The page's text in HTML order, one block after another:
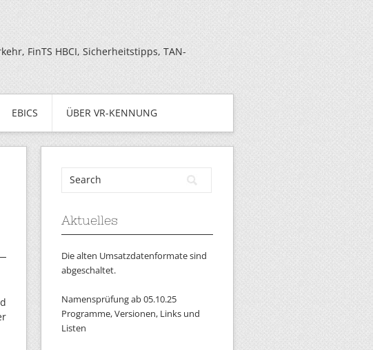
FinTS HBCI, Sicherheitstipps, TAN-
EBICS ÜBER VR-KENNUNG
Aktuelles
Die alten Umsatzdatenformate sind
abgeschaltet.
Namensprüfung ab 05.10.25
Programme, Versionen, Links und
Listen